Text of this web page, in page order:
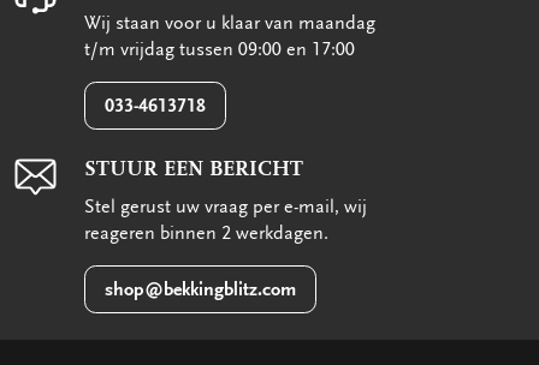
Wij staan voor u klaar van maandag
t/m vrijdag tussen 09:00 en 17:00
033-4613718
STUUR EEN BERICHT
Stel gerust uw vraag per e-mail, wij
reageren binnen 2 werkdagen.
shop@bekkingblitz.com